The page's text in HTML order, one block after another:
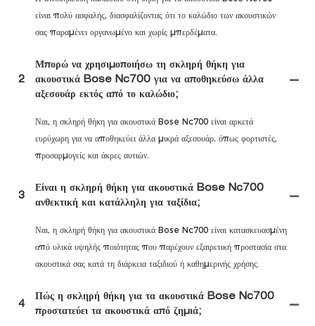
είναι πολύ ασφαλής, διασφαλίζοντας ότι το καλώδιο των ακουστικών
σας παραμένει οργανωμένο και χωρίς μπερδέματα.
2
Μπορώ να χρησιμοποιήσω τη σκληρή θήκη για
ακουστικά Bose Nc700 για να αποθηκεύσω άλλα
αξεσουάρ εκτός από το καλώδιο;
Ναι, η σκληρή θήκη για ακουστικά Bose Nc700 είναι αρκετά
ευρύχωρη για να αποθηκεύει άλλα μικρά αξεσουάρ, όπως φορτιστές,
προσαρμογείς και άκρες αυτιών.
3
Είναι η σκληρή θήκη για ακουστικά Bose Nc700
ανθεκτική και κατάλληλη για ταξίδια;
Ναι, η σκληρή θήκη για ακουστικά Bose Nc700 είναι κατασκευασμένη
από υλικά υψηλής ποιότητας που παρέχουν εξαιρετική προστασία στα
ακουστικά σας κατά τη διάρκεια ταξιδιού ή καθημερινής χρήσης.
4
Πώς η σκληρή θήκη για τα ακουστικά Bose Nc700
προστατεύει τα ακουστικά από ζημιά;